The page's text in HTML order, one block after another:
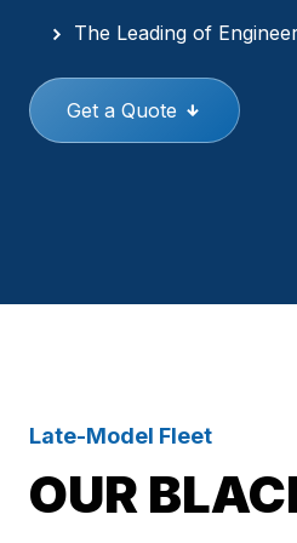
The Leading of
Get a Quote
Late-Model Fleet
OUR